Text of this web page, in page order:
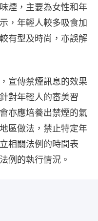
煙，主要為女性和年
，年輕人較多吸食加
有型及時尚，亦誤解
宣傳禁煙訊息的效果
對年輕人的審美習
亦應培養出禁煙的氣
區做法，禁止特定年
相關法例的時間表
例的執行情況。